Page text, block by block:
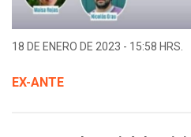
18 DE ENERO DE 2023 - 15:58 HRS.
EX-ANTE